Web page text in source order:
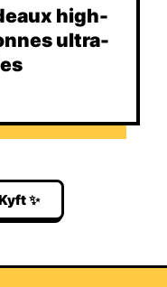
high-
ultra-
✨